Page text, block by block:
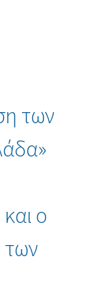
των
ο
των